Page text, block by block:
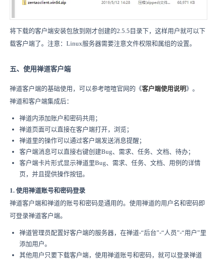
将下载的客户端安装包放到刚才创建的2.5.5目录下，这样用户就可以下
载客户端了。注意：Linux服务器需要注意文件权限和属组的设置。
五、使用禅道客户端
禅道客户端的基础使用，可以参考喧喧官网的《客户端使用说明》。
禅道和客户端集成后：
禅道内添加账户和密码共用；
禅道页面可以直接在客户端打开，浏览；
禅道里的操作可以通过客户端发送消息提醒；
客户端消息可以直接右键创建Bug、需求、任务、文档、待办；
客户端卡片形式显示禅道里Bug、需求、任务、文档、用例的详情
页，并且提供操作按钮。
1. 使用禅道账号和密码登录
禅道客户端和禅道的账号和密码是通用的。使用禅道的用户名和密码即
可登录禅道客户端。
禅道管理员配置好客户端的服务器，在禅道-“后台”-“人员”-“用户”里
添加用户。
其他用户只要下载客户端，使用禅道账号和密码，就可以登录禅道